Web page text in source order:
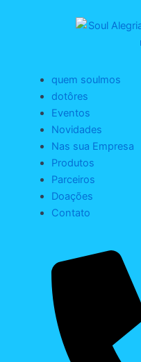
quem soulmos
dotôres
Eventos
Novidades
Nas sua Empresa
Produtos
Parceiros
Doações
Contato